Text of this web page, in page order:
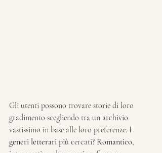
Gli utenti possono trovare storie di loro
gradimento scegliendo tra un archivio
vastissimo in base alle loro preferenze. I
generi letterari più cercati? Romantico,